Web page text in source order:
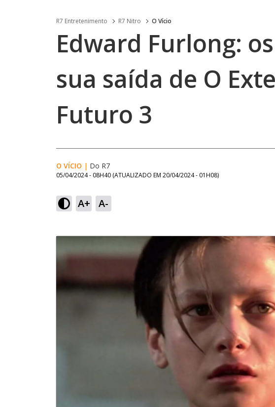
R7 Entretenimento R7 Nitro O Vício
Edward Furlong:
sua saída de O
Futuro 3
O VÍCIO | Do R7
05/04/2024 - 08H40 (ATUALIZADO EM 20/04/2024 - 01H08)
A+ A-